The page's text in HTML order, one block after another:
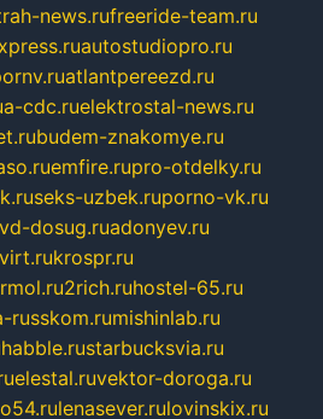
news.rufreeride-team.ru
autostudiopro.ru
atlantpereezd.ru
a-cdc.ruelektrostal-news.ru
budem-znakomye.ru
emfire.rupro-otdelky.ru
seks-uzbek.ruporno-vk.ru
vd-dosug.ruadonyev.ru
krospr.ru
2rich.ruhostel-65.ru
russkom.rumishinlab.ru
habble.rustarbucksvia.ru
elestal.ruvektor-doroga.ru
lenasever.rulovinskix.ru